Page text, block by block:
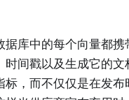
库中的每个向量都携
时间戳以及生成它的文
标，而不仅仅是在发布